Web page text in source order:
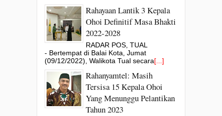
Rahayaan Lantik 3 Kepala
Ohoi Definitif Masa Bhakti
2022-2028
RADAR POS, TUAL
- Bertempat di Balai Kota, Jumat
(09/12/2022), Walikota Tual secara[...]
Rahanyamtel: Masih
Tersisa 15 Kepala Ohoi
Yang Menunggu Pelantikan
Tahun 2023